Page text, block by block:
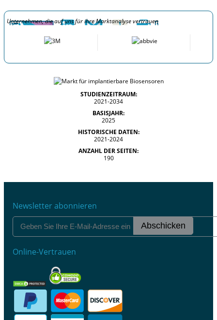
Unternehmen, die auf uns für ihre Marktanalyse vertrauen
STUDIENZEITRAUM:
2021-2034
BASISJAHR:
2025
HISTORISCHE DATEN:
2021-2024
ANZAHL DER SEITEN:
190
Newsletter abonnieren
Abschicken
Online-Vertrauen